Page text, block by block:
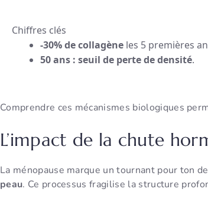
Chiffres clés
-30% de collagène les 5 premières
50 ans : seuil de perte de densité.
Comprendre ces mécanismes biologiques
L’impact de la chute
La ménopause marque un tournant pour ton
peau. Ce processus fragilise la structure